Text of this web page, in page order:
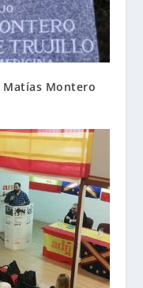
Matías Montero